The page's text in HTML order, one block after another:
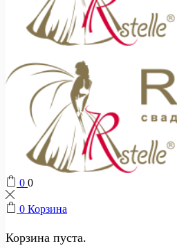
0 0
0 Корзина
Корзина пуста.